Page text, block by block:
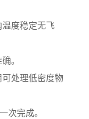
度稳定无飞
。
处理低密度物
次完成。